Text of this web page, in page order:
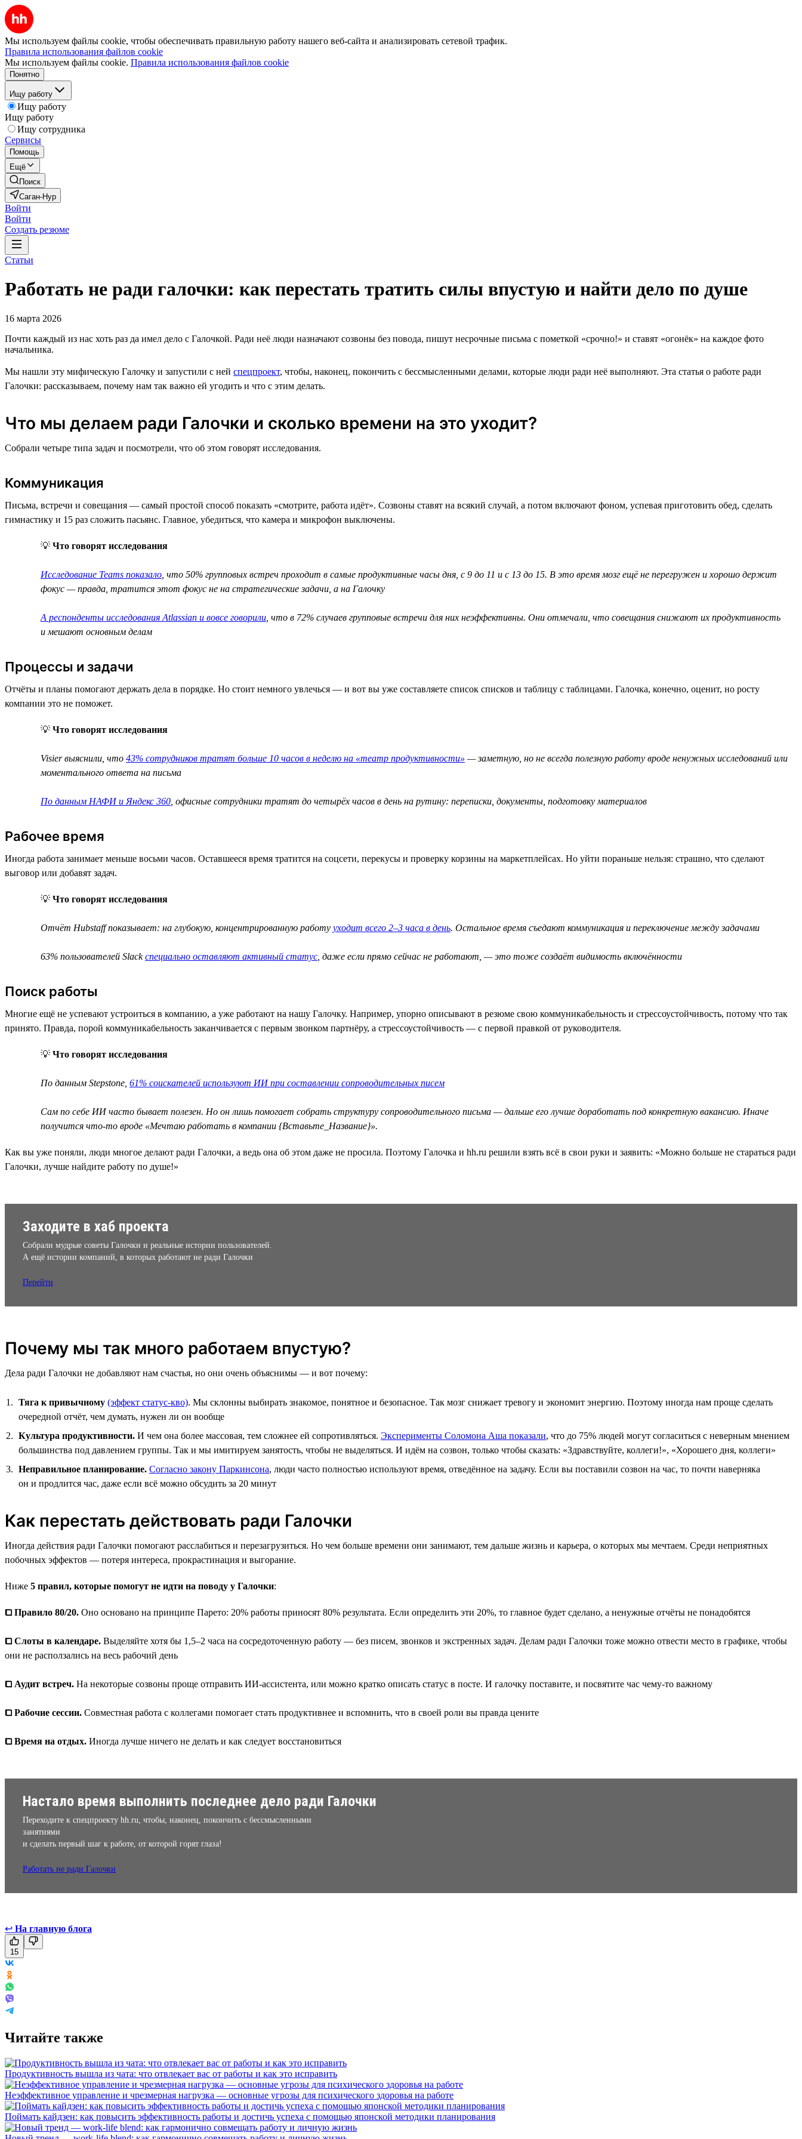
Мы используем файлы cookie, чтобы обеспечивать правильную работу нашего веб-сайта и анализировать сетевой трафик.
Правила использования файлов cookie
Мы используем файлы cookie. Правила использования файлов cookie
Понятно
Ищу работу
Ищу работу
Ищу работу
Ищу сотрудника
Сервисы
Помощь
Ещё
Поиск
Саган-Нур
Войти
Войти
Создать резюме
Статьи
Работать не ради галочки: как перестать тратить силы впустую и найти дело по душе
16 марта 2026
Почти каждый из нас хоть раз да имел дело с Галочкой. Ради неё люди назначают созвоны без повода, пишут несрочные письма с пометкой «срочно!» и ставят «огонёк» на каждое фото
начальника.
Мы нашли эту мифическую Галочку и запустили с ней спецпроект, чтобы, наконец, покончить с бессмысленными делами, которые люди ради неё выполняют. Эта статья о работе ради
Галочки: рассказываем, почему нам так важно ей угодить и что с этим делать.
Что мы делаем ради Галочки и сколько времени на это уходит?
Собрали четыре типа задач и посмотрели, что об этом говорят исследования.
Коммуникация
Письма, встречи и совещания — самый простой способ показать «смотрите, работа идёт». Созвоны ставят на всякий случай, а потом включают фоном, успевая приготовить обед, сделать
гимнастику и 15 раз сложить пасьянс. Главное, убедиться, что камера и микрофон выключены.
💡 Что говорят исследования
Исследование Teams показало , что 50% групповых встреч проходит в самые продуктивные часы дня, с 9 до 11 и с 13 до 15. В это время мозг ещё не перегружен и хорошо держит
фокус — правда, тратится этот фокус не на стратегические задачи, а на Галочку
А респонденты исследования Atlassian и вовсе говорили , что в 72% случаев групповые встречи для них неэффективны. Они отмечали, что совещания снижают их продуктивность
и мешают основным делам
Процессы и задачи
Отчёты и планы помогают держать дела в порядке. Но стоит немного увлечься — и вот вы уже составляете список списков и таблицу с таблицами. Галочка, конечно, оценит, но росту
компании это не поможет.
💡 Что говорят исследования
Visier выяснили, что 43% сотрудников тратят больше 10 часов в неделю на «театр продуктивности» — заметную, но не всегда полезную работу вроде ненужных исследований или
моментального ответа на письма
По данным НАФИ и Яндекс 360 , офисные сотрудники тратят до четырёх часов в день на рутину: переписки, документы, подготовку материалов
Рабочее время
Иногда работа занимает меньше восьми часов. Оставшееся время тратится на соцсети, перекусы и проверку корзины на маркетплейсах. Но уйти пораньше нельзя: страшно, что сделают
выговор или добавят задач.
💡 Что говорят исследования
Отчёт Hubstaff показывает: на глубокую, концентрированную работу уходит всего 2–3 часа в день. Остальное время съедают коммуникация и переключение между задачами
63% пользователей Slackспециально оставляют активный статус , даже если прямо сейчас не работают, — это тоже создаёт видимость включённости
Поиск работы
Многие ещё не успевают устроиться в компанию, а уже работают на нашу Галочку. Например, упорно описывают в резюме свою коммуникабельность и стрессоустойчивость, потому что так
принято. Правда, порой коммуникабельность заканчивается с первым звонком партнёру, а стрессоустойчивость — с первой правкой от руководителя.
💡 Что говорят исследования
По данным Stepstone, 61% соискателей используют ИИ при составлении сопроводительных писем
Сам по себе ИИ часто бывает полезен. Но он лишь помогает собрать структуру сопроводительного письма — дальше его лучше доработать под конкретную вакансию. Иначе
получится что-то вроде «Мечтаю работать в компании {Вставьте_Название}».
Как вы уже поняли, люди многое делают ради Галочки, а ведь она об этом даже не просила. Поэтому Галочка и hh.ru решили взять всё в свои руки и заявить: «Можно больше не стараться ради
Галочки, лучше найдите работу по душе!»
Заходите в хаб проекта
Собрали мудрые советы Галочки и реальные истории пользователей.
А ещё истории компаний, в которых работают не ради Галочки
Перейти
Почему мы так много работаем впустую?
Дела ради Галочки не добавляют нам счастья, но они очень объяснимы — и вот почему:
Тяга к привычному (эффект статус-кво). Мы склонны выбирать знакомое, понятное и безопасное. Так мозг снижает тревогу и экономит энергию. Поэтому иногда нам проще сделать
очередной отчёт, чем думать, нужен ли он вообще
Культура продуктивности. И чем она более массовая, тем сложнее ей сопротивляться. Эксперименты Соломона Аша показали, что до 75% людей могут согласиться с неверным мнением
большинства под давлением группы. Так и мы имитируем занятость, чтобы не выделяться. И идём на созвон, только чтобы сказать: «Здравствуйте, коллеги!», «Хорошего дня, коллеги»
Неправильное планирование. Согласно закону Паркинсона, люди часто полностью используют время, отведённое на задачу. Если вы поставили созвон на час, то почти наверняка
он и продлится час, даже если всё можно обсудить за 20 минут
Как перестать действовать ради Галочки
Иногда действия ради Галочки помогают расслабиться и перезагрузиться. Но чем больше времени они занимают, тем дальше жизнь и карьера, о которых мы мечтаем. Среди неприятных
побочных эффектов — потеря интереса, прокрастинация и выгорание.
Ниже 5 правил, которые помогут не идти на поводу у Галочки:
⧠ Правило 80/20. Оно основано на принципе Парето: 20% работы приносят 80% результата. Если определить эти 20%, то главное будет сделано, а ненужные отчёты не понадобятся
⧠ Слоты в календаре. Выделяйте хотя бы 1,5–2 часа на сосредоточенную работу — без писем, звонков и экстренных задач. Делам ради Галочки тоже можно отвести место в графике, чтобы
они не расползались на весь рабочий день
⧠ Аудит встреч. На некоторые созвоны проще отправить ИИ-ассистента, или можно кратко описать статус в посте. И галочку поставите, и посвятите час чему-то важному
⧠ Рабочие сессии. Совместная работа с коллегами помогает стать продуктивнее и вспомнить, что в своей роли вы правда цените
⧠ Время на отдых. Иногда лучше ничего не делать и как следует восстановиться
Настало время выполнить последнее дело ради Галочки
Переходите к спецпроекту hh.ru, чтобы, наконец, покончить с бессмысленными
занятиями
и сделать первый шаг к работе, от которой горят глаза!
Работать не ради Галочки
↩ На главную блога
15
Читайте также
Продуктивность вышла из чата: что отвлекает вас от работы и как это исправить
Неэффективное управление и чрезмерная нагрузка — основные угрозы для психического здоровья на работе
Поймать кайдзен: как повысить эффективность работы и достичь успеха с помощью японской методики планирования